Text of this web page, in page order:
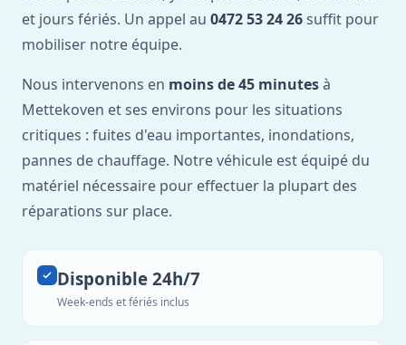
et jours fériés. Un appel au 0472 53 24 26 suffit pour
mobiliser notre équipe.
Nous intervenons en moins de 45 minutesà
Mettekoven et ses environs pour les situations
critiques : fuites d'eau importantes, inondations,
pannes de chauffage. Notre véhicule est équipé du
matériel nécessaire pour effectuer la plupart des
réparations sur place.
Disponible 24h/7
Week-ends et fériés inclus